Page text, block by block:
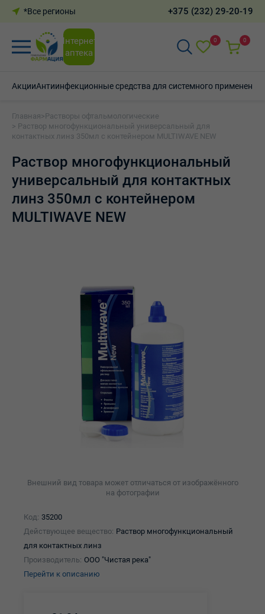
*Все регионы +375 (232) 29-20-19
Интернет-
аптека
0 0
АкцииАнтиинфекционные средства для системного применения
Главная >Растворы офтальмологические
> Раствор многофункциональный универсальный для
контактных линз 350мл с контейнером МULTIWAVE NEW
Раствор многофункциональный
универсальный для контактных
линз 350мл с контейнером
МULTIWAVE NEW
Внешний вид товара может отличаться от изображённого
на фотографии
Код: 35200
Действующее вещество: Раствор многофункциональный
для контактных линз
Производитель: ООО "Чистая река"
Перейти к описанию